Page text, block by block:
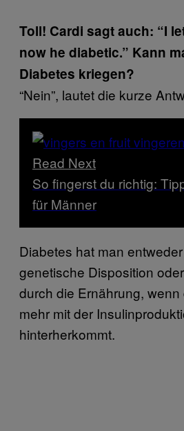
Toll! Cardi sagt auch: “I
now he diabetic.” Kann
Diabetes kriegen?
“Nein”, lautet die kurze
Read Next
So fingerst du richtig:
für Männer
Diabetes hat man
genetische Disposition
durch die Ernährung,
mehr mit der
hinterherkommt.